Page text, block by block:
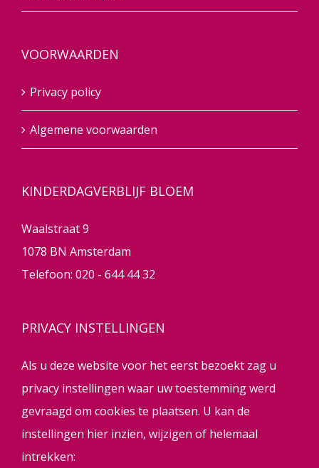
VOORWAARDEN
Privacy policy
Algemene voorwaarden
KINDERDAGVERBLIJF BLOEM
Waalstraat 9
1078 BN Amsterdam
Telefoon: 020 - 644 44 32
PRIVACY INSTELLINGEN
Als u deze website voor het eerst bezoekt zag u
privacy instellingen waar uw toestemming werd
gevraagd om cookies te plaatsen. U kan de
instellingen hier inzien, wijzigen of helemaal
intrekken: